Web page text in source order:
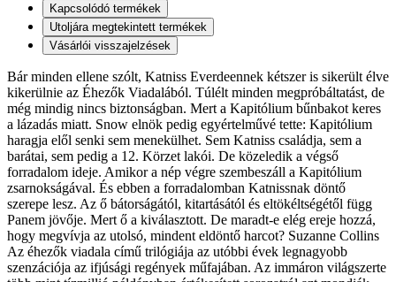
Kapcsolódó termékek
Utoljára megtekintett termékek
Vásárlói visszajelzések
Bár minden ellene szólt, Katniss Everdeennek kétszer is sikerült élve
kikerülnie az Éhezők Viadalából. Túlélt minden megpróbáltatást, de
még mindig nincs biztonságban. Mert a Kapitólium bűnbakot keres
a lázadás miatt. Snow elnök pedig egyértelművé tette: Kapitólium
haragja elől senki sem menekülhet. Sem Katniss családja, sem a
barátai, sem pedig a 12. Körzet lakói. De közeledik a végső
forradalom ideje. Amikor a nép végre szembeszáll a Kapitólium
zsarnokságával. És ebben a forradalomban Katnissnak döntő
szerepe lesz. Az ő bátorságától, kitartásától és eltökéltségétől függ
Panem jövője. Mert ő a kiválasztott. De maradt-e elég ereje hozzá,
hogy megvívja az utolsó, mindent eldöntő harcot? Suzanne Collins
Az éhezők viadala című trilógiája az utóbbi évek legnagyobb
szenzációja az ifjúsági regények műfajában. Az immáron világszerte